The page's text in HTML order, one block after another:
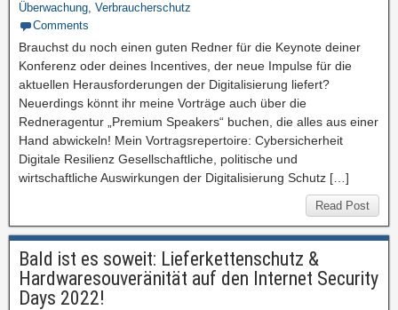
Überwachung, Verbraucherschutz
Comments
Brauchst du noch einen guten Redner für die Keynote deiner
Konferenz oder deines Incentives, der neue Impulse für die
aktuellen Herausforderungen der Digitalisierung liefert?
Neuerdings könnt ihr meine Vorträge auch über die
Redneragentur „Premium Speakers“ buchen, die alles aus einer
Hand abwickeln! Mein Vortragsrepertoire: Cybersicherheit
Digitale Resilienz Gesellschaftliche, politische und
wirtschaftliche Auswirkungen der Digitalisierung Schutz […]
Read Post
Bald ist es soweit: Lieferkettenschutz &
Hardwaresouveränität auf den Internet Security
Days 2022!